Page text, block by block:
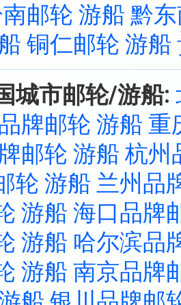
邮轮 游船 黔
铜仁邮轮 游船
城市邮轮/游船:
牌邮轮 游船 重
邮轮 游船 杭州
轮 游船 兰州品
游船 海口品牌
游船 哈尔滨品
游船 南京品牌